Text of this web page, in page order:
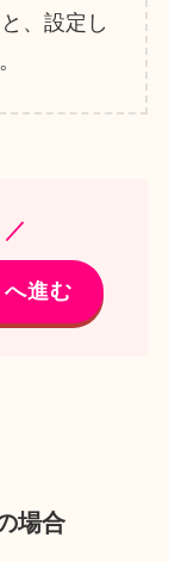
、設定し
進む
場合